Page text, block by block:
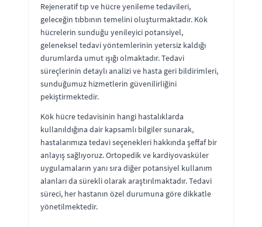
Rejeneratif tıp ve hücre yenileme tedavileri,
geleceğin tıbbının temelini oluşturmaktadır. Kök
hücrelerin sunduğu yenileyici potansiyel,
geleneksel tedavi yöntemlerinin yetersiz kaldığı
durumlarda umut ışığı olmaktadır. Tedavi
süreçlerinin detaylı analizi ve hasta geri bildirimleri,
sunduğumuz hizmetlerin güvenilirliğini
pekiştirmektedir.
Kök hücre tedavisinin hangi hastalıklarda
kullanıldığına dair kapsamlı bilgiler sunarak,
hastalarımıza tedavi seçenekleri hakkında şeffaf bir
anlayış sağlıyoruz. Ortopedik ve kardiyovasküler
uygulamaların yanı sıra diğer potansiyel kullanım
alanları da sürekli olarak araştırılmaktadır. Tedavi
süreci, her hastanın özel durumuna göre dikkatle
yönetilmektedir.